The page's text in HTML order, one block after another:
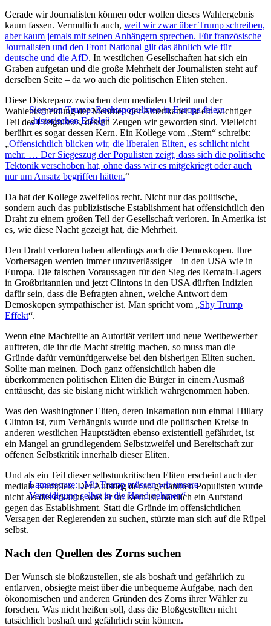
Gerade wir Journalisten können oder wollen dieses Wahlergebnis
kaum fassen. Vermutlich auch, weil wir zwar über Trump schreiben,
aber kaum jemals mit seinen Anhängern sprechen. Für französische
Journalisten und den Front National gilt das ähnlich wie für
deutsche und die AfD. In westlichen Gesellschaften hat sich ein
Graben aufgetan und die große Mehrheit der Journalisten steht auf
derselben Seite – da wo auch die politischen Eliten stehen.
Sieg von Trump: Rechtspopulisten in Europa feiern
„historischen Erfolg“
Diese Diskrepanz zwischen dem medialen Urteil und der
Wahlentscheidung der Mehrheit der Amerikaner ist ein wichtiger
Teil des Ereignisses, dessen Zeugen wir geworden sind. Vielleicht
berührt es sogar dessen Kern. Ein Kollege vom „Stern“ schreibt:
„Offensichtlich blicken wir, die liberalen Eliten, es schlicht nicht
mehr. … Der Siegeszug der Populisten zeigt, dass sich die politische
Tektonik verschoben hat, ohne dass wir es mitgekriegt oder auch
nur um Ansatz begriffen hätten.“
Da hat der Kollege zweifellos recht. Nicht nur das politische,
sondern auch das publizistische Establishment hat offensichtlich den
Draht zu einem großen Teil der Gesellschaft verloren. In Amerika ist
es, wie diese Nacht gezeigt hat, die Mehrheit.
Den Draht verloren haben allerdings auch die Demoskopen. Ihre
Vorhersagen werden immer unzuverlässiger – in den USA wie in
Europa. Die falschen Voraussagen für den Sieg des Remain-Lagers
in Großbritannien und jetzt Clintons in den USA dürften Indizien
dafür sein, dass die Befragten ahnen, welche Antwort dem
Demoskopen sympathischer ist. Man spricht vom „Shy Trump
Effekt“.
Wenn eine Machtelite an Autorität verliert und neue Wettbewerber
auftreten, die ihr die Macht streitig machen, so muss man die
Gründe dafür vernünftigerweise bei den bisherigen Eliten suchen.
Sollte man meinen. Doch ganz offensichtlich haben die
überkommenen politischen Eliten die Bürger in einem Ausmaß
enttäuscht, das sie bislang nicht wirklich wahrgenommen haben.
Was den Washingtoner Eliten, deren Inkarnation nun einmal Hillary
Clinton ist, zum Verhängnis wurde und die politischen Kreise in
anderen westlichen Hauptstädten ebenso existentiell gefährdet, ist
ein Mangel an grundlegendem Selbstzweifel und Bereitschaft zur
offenen Selbstkritik innerhalb dieser Eliten.
Lamassoure: „Mit Trump müssen wir unsere
Verteidigung selbst in die Hand nehmen“
Und als ein Teil dieser selbstunkritischen Eliten erscheint auch der
mediale Komplex. Der Aufstieg der so genannten Populisten wurde
nicht als das erkannt, was er im Kern ist, nämlich ein Aufstand
gegen das Establishment. Statt die Gründe im offensichtlichen
Versagen der Regierenden zu suchen, stürzte man sich auf die Rüpel
selbst.
Nach den Quellen des Zorns suchen
Der Wunsch sie bloßzustellen, sie als boshaft und gefährlich zu
entlarven, obsiegte meist über die unbequeme Aufgabe, nach den
ökonomischen und anderen Gründen des Zorns ihrer Wähler zu
forschen. Was nicht heißen soll, dass die Bloßgestellten nicht
tatsächlich boshaft und gefährlich sein können.